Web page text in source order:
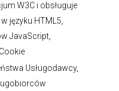
W3C i obsługuje
języku HTML5,
JavaScript,
Usługodawcy,